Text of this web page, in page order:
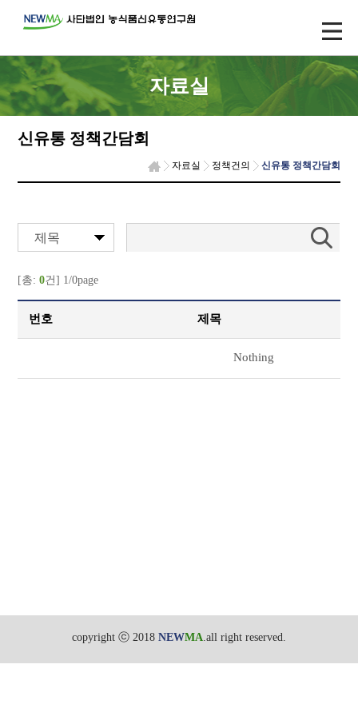
자료실
신유통 정책간담회
자료실 정책건의 신유통 정책간담회
제목
[총:0건] 1/0page
번호 제목
Nothing
copyright ⓒ 2018 NEWMA.all right reserved.